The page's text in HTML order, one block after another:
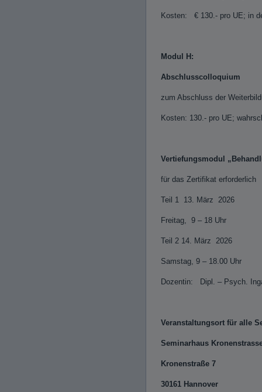
Kosten: € 130.- pro UE; in
Modul H:
Abschlusscolloquium
zum Abschluss der
Kosten: 130.- pro UE;
Vertiefungsmodul
für das Zertifikat
Teil 1 13. März 2026
Freitag, 9 – 18 Uhr
Teil 2 14. März 2026
Samstag, 9 – 18.00 Uhr
Dozentin: Dipl. – Psych.
Veranstaltungsort für alle
Seminarhaus
Kronenstraße 7
30161 Hannover